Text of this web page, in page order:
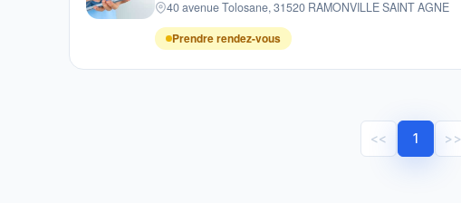
40 avenue Tolosane, 31520 RAMONVILLE SAINT AGNE
Prendre rendez-vous
<< 1 >>